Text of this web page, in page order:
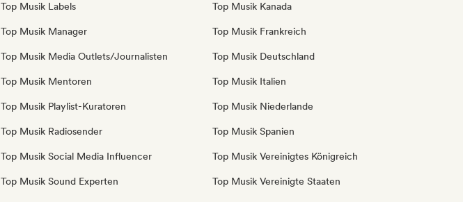
Top Musik Labels
Top Musik Manager
Top Musik Media Outlets/Journalisten
Top Musik Mentoren
Top Musik Playlist-Kuratoren
Top Musik Radiosender
Top Musik Social Media Influencer
Top Musik Sound Experten
Top Musik Kanada
Top Musik Frankreich
Top Musik Deutschland
Top Musik Italien
Top Musik Niederlande
Top Musik Spanien
Top Musik Vereinigtes Königreich
Top Musik Vereinigte Staaten